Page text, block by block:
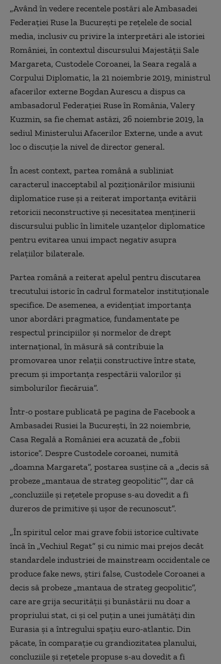
„Având în vedere recentele postări ale Ambasadei
Federației Ruse la București pe rețelele de social
media, inclusiv cu privire la interpretări ale istoriei
României, în contextul discursului Majestății Sale
Margareta, Custodele Coroanei, la Seara regală a
Corpului Diplomatic, la 21 noiembrie 2019, ministrul
afacerilor externe Bogdan Aurescu a dispus ca
ambasadorul Federației Ruse în România, Valery
Kuzmin, sa fie chemat astăzi, 26 noiembrie 2019, la
sediul Ministerului Afacerilor Externe, unde a avut
loc o discuție la nivel de director general.
În acest context, partea română a subliniat
caracterul inacceptabil al poziționărilor misiunii
diplomatice ruse și a reiterat importanța evitării
retoricii neconstructive și necesitatea menținerii
discursului public în limitele uzanțelor diplomatice
pentru evitarea unui impact negativ asupra
relațiilor bilaterale.
Partea română a reiterat apelul pentru discutarea
trecutului istoric în cadrul formatelor instituționale
specifice. De asemenea, a evidențiat importanța
unor abordări pragmatice, fundamentate pe
respectul principiilor și normelor de drept
internațional, în măsură să contribuie la
promovarea unor relații constructive între state,
precum și importanța respectării valorilor și
simbolurilor fiecăruia”.
Într-o postare publicată pe pagina de Facebook a
Ambasadei Rusiei la București, în 22 noiembrie,
Casa Regală a României era acuzată de „fobii
istorice”. Despre Custodele coroanei, numită
„doamna Margareta”, postarea susține că a „decis să
probeze „mantaua de strateg geopolitic””, dar că
„concluziile și rețetele propuse s-au dovedit a fi
dureros de primitive și ușor de recunoscut”.
„În spiritul celor mai grave fobii istorice cultivate
încă în „Vechiul Regat” și cu nimic mai prejos decât
standardele industriei de mainstream occidentale ce
produce fake news, ştiri false, Custodele Coroanei a
decis să probeze „mantaua de strateg geopolitic”,
care are grija securității și bunăstării nu doar a
propriului stat, ci și cel puțin a unei jumătăți din
Eurasia și a întregului spațiu euro-atlantic. Din
păcate, în comparație cu grandiozitatea planului,
concluziile și rețetele propuse s-au dovedit a fi